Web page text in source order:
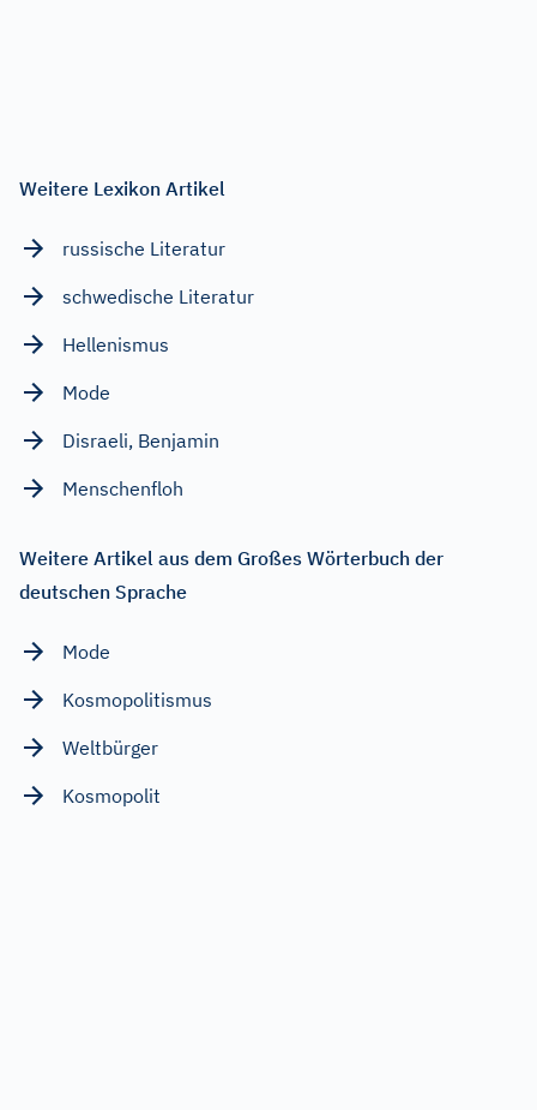
Weitere Lexikon Artikel
russische Literatur
schwedische Literatur
Hellenismus
Mode
Disraeli, Benjamin
Menschenfloh
Weitere Artikel aus dem Großes Wörterbuch der
deutschen Sprache
Mode
Kosmopolitismus
Weltbürger
Kosmopolit